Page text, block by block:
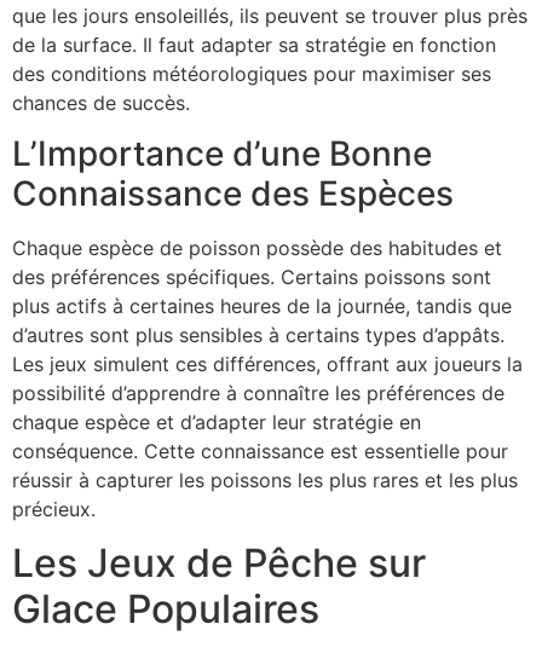
que les jours ensoleillés, ils peuvent se trouver plus près
de la surface. Il faut adapter sa stratégie en fonction
des conditions météorologiques pour maximiser ses
chances de succès.
L’Importance d’une Bonne
Connaissance des Espèces
Chaque espèce de poisson possède des habitudes et
des préférences spécifiques. Certains poissons sont
plus actifs à certaines heures de la journée, tandis que
d’autres sont plus sensibles à certains types d’appâts.
Les jeux simulent ces différences, offrant aux joueurs la
possibilité d’apprendre à connaître les préférences de
chaque espèce et d’adapter leur stratégie en
conséquence. Cette connaissance est essentielle pour
réussir à capturer les poissons les plus rares et les plus
précieux.
Les Jeux de Pêche sur
Glace Populaires